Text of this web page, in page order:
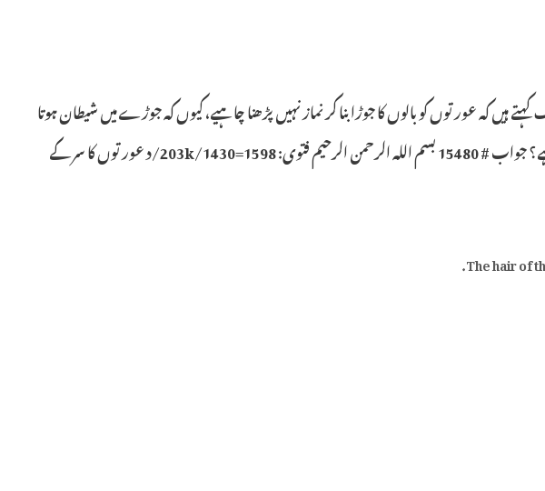
بالوں کے احکام سوال # 15480 کچھ لوگ کہتے ہیں کہ عورتوں کو بالوں کا جوڑا بنا کر نماز نہیں پڑھنا چاہیے، کیوں کہ جوڑے میں شیطان ہوتا
ہے۔ کیا قرآن شریف یا حدیث مبارک میں اس کوئی حکم ہے؟ جواب # 15480 بسم الله الرحمن الرحيم فتوی: 1598=203k/1430/د عورتوں کا سر کے
The hair of